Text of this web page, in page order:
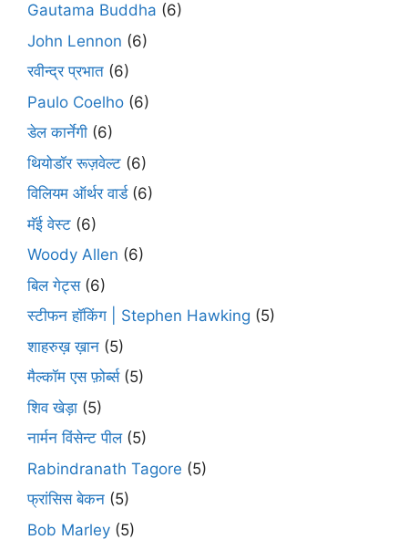
Gautama Buddha (6)
John Lennon (6)
रवीन्द्र प्रभात (6)
Paulo Coelho (6)
डेल कार्नेगी (6)
थियोडॉर रूज़वेल्ट (6)
विलियम ऑर्थर वार्ड(6)
मॅई वेस्ट (6)
Woody Allen (6)
बिल गेट्स(6)
स्टीफन हॉकिंग | Stephen Hawking (5)
शाहरुख़ ख़ान (5)
मैल्कॉम एस फ़ोर्ब्स(5)
शिव खेड़ा (5)
नार्मन विंसेन्ट पील(5)
Rabindranath Tagore (5)
फ्रांसिस बेकन (5)
Bob Marley (5)